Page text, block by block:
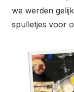
we werden
spulletjes voor